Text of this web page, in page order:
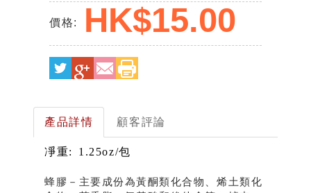
價格: HK$15.00
產品詳情 顧客評論
凈重: 1.25oz/包
蜂膠－主要成份為黃酮類化合物、烯土類化